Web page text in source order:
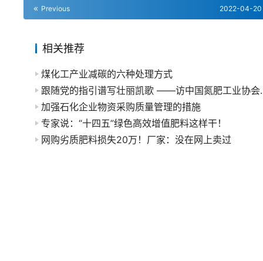
Previous 2022-04-20
相关推荐
煤化工产业减碳的六种处理方式
跟随党的指
加强石化企业物资采购质量管理的措施
专家说：“十四五”绿色高效增值肥料这样干！
网购劣质肥料损失20万！厂家：没在网上卖过